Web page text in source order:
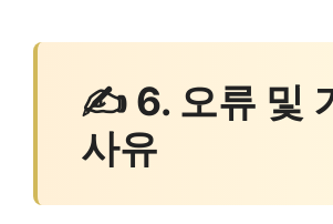
✍ 6. 오류 및
사유